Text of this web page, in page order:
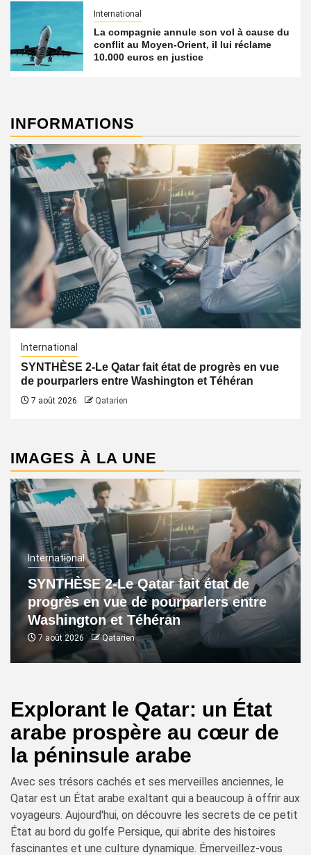
International
La compagnie annule son vol à cause du
conflit au Moyen-Orient, il lui réclame
10.000 euros en justice
INFORMATIONS
International
SYNTHÈSE 2-Le Qatar fait état de progrès en vue
de pourparlers entre Washington et Téhéran
7 août 2026 Qatarien
IMAGES À LA UNE
International
SYNTHÈSE 2-Le Qatar fait état de
progrès en vue de pourparlers entre
Washington et Téhéran
7 août 2026 Qatarien
Explorant le Qatar: un État
arabe prospère au cœur de
la péninsule arabe
Avec ses trésors cachés et ses merveilles anciennes, le
Qatar est un État arabe exaltant qui a beaucoup à offrir aux
voyageurs. Aujourd'hui, on découvre les secrets de ce petit
État au bord du golfe Persique, qui abrite des histoires
fascinantes et une culture dynamique. Émerveillez-vous